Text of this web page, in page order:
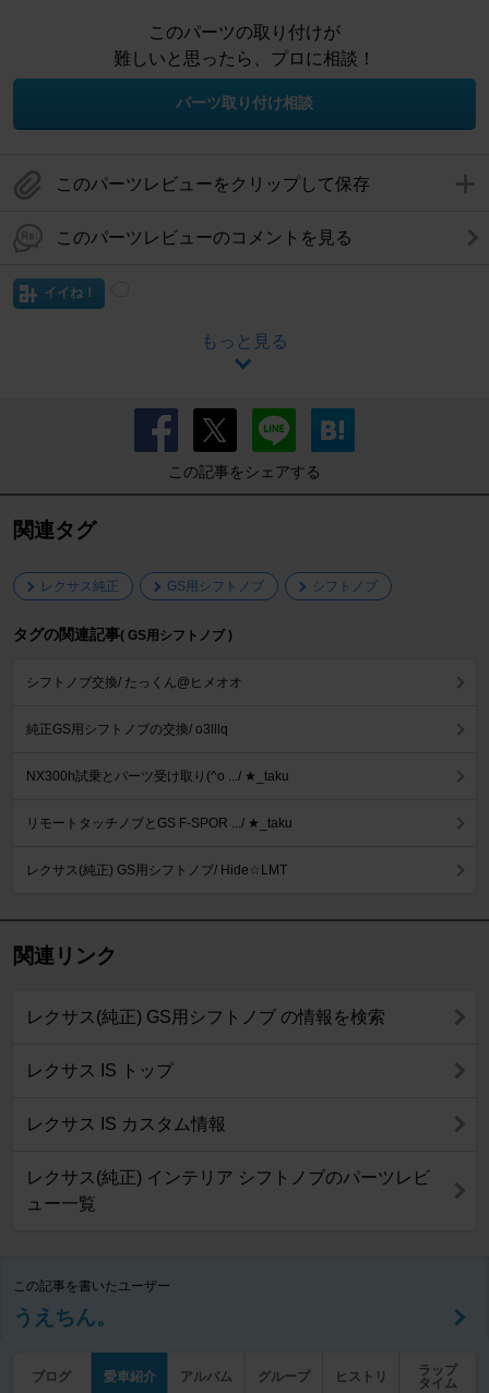
このパーツの取り付けが
難しいと思ったら、プロに相談！
パーツ取り付け相談
このパーツレビューをクリップして保存
このパーツレビューのコメントを見る
イイね！
もっと見る
この記事をシェアする
関連タグ
レクサス純正 GS用シフトノブ シフトノブ
タグの関連記事( GS用シフトノブ )
シフトノブ交換/ たっくん@ヒメオオ
純正GS用シフトノブの交換/ o3lllq
NX300h試乗とパーツ受け取り(^o .../ ★_taku
リモートタッチノブとGS F-SPOR .../ ★_taku
レクサス(純正) GS用シフトノブ/ Hide☆LMT
関連リンク
レクサス(純正) GS用シフトノブ の情報を検索
レクサス IS トップ
レクサス IS カスタム情報
レクサス(純正) インテリア シフトノブのパーツレビ
ュー一覧
この記事を書いたユーザー
うえちん。
ブログ 愛車紹介 アルバム グループ ヒストリ
ラップ
タイム